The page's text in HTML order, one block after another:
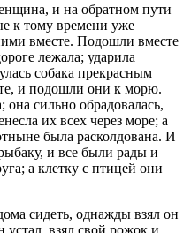
и на обратном пути
к тому времени уже
вместе. Подошли вместе
лежала; ударила
собака прекрасным
и подошли они к морю.
сильно обрадовалась,
их всех через море; а
была расколдована. И
и все были рады и
а клетку с птицей они
сидеть, однажды взял он
устал, взял свой рожок и